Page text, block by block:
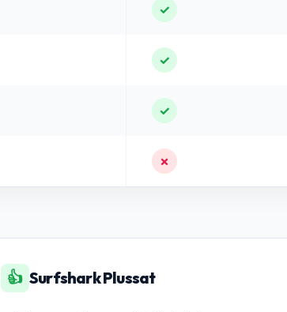
✓
✓
✓
✗
👍 Surfshark Plussat